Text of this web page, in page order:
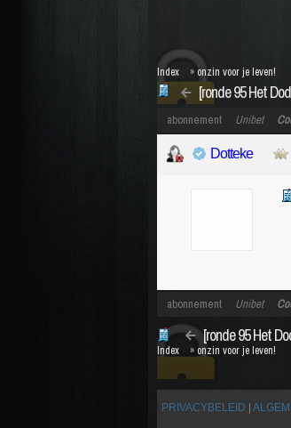
[ronde 95 Het
Index » onzin voor je leven!
abonnement Unibet
Dotteke
abonnement Unibet
[ronde 95 Het
Index » onzin voor je leven!
PRIVACYBELEID